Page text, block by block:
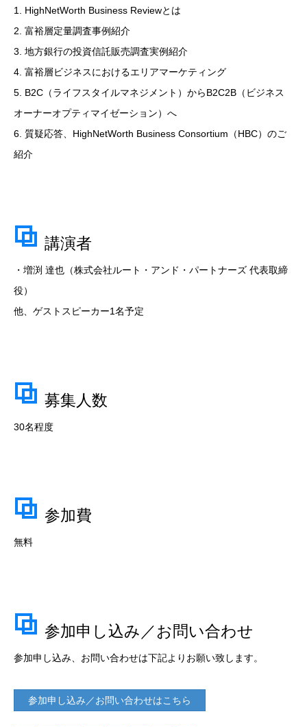
1. HighNetWorth Business Reviewとは
2. 富裕層定量調査事例紹介
3. 地方銀行の投資信託販売調査実例紹介
4. 富裕層ビジネスにおけるエリアマーケティング
5. B2C（ライフスタイルマネジメント）からB2C2B（ビジネス
オーナーオプティマイゼーション）へ
6. 質疑応答、HighNetWorth Business Consortium（HBC）のご
紹介
講演者
・増渕 達也（株式会社ルート・アンド・パートナーズ 代表取締
役）
他、ゲストスピーカー1名予定
募集人数
30名程度
参加費
無料
参加申し込み／お問い合わせ
参加申し込み、お問い合わせは下記よりお願い致します。
参加申し込み／お問い合わせはこちら